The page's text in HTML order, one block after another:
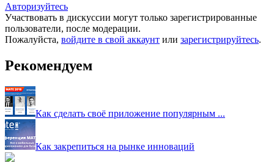
Авторизуйтесь
Участвовать в дискуссии могут только зарегистрированные
пользователи, после модерации.
Пожалуйста, войдите в свой аккаунт или зарегистрируйтесь.
Рекомендуем
Как сделать своё приложение популярным ...
Как закрепиться на рынке инноваций